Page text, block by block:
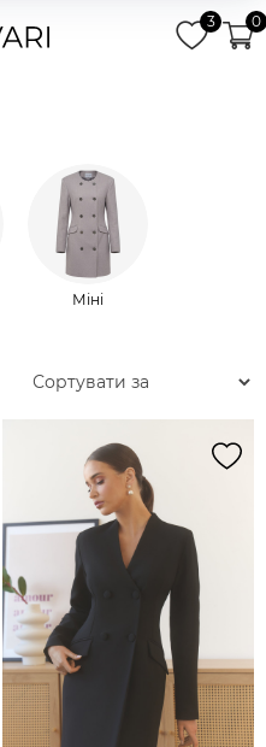
3 0
Міні